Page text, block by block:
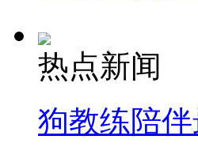
热点新闻
狗教练陪